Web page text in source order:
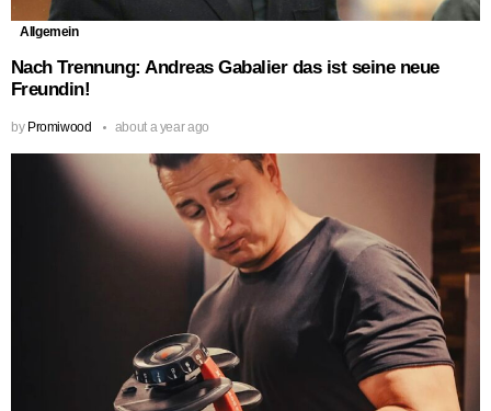
Allgemein
Nach Trennung: Andreas Gabalier das ist seine neue
Freundin!
by Promiwood about a year ago